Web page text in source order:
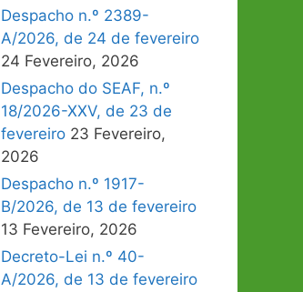
Despacho n.º 2389-
A/2026, de 24 de fevereiro
24 Fevereiro, 2026
Despacho do SEAF, n.º
18/2026-XXV, de 23 de
fevereiro 23 Fevereiro,
2026
Despacho n.º 1917-
B/2026, de 13 de fevereiro
13 Fevereiro, 2026
Decreto-Lei n.º 40-
A/2026, de 13 de fevereiro